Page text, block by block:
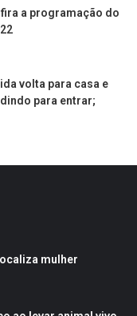
a programação do
volta para casa e
para entrar;
mulher